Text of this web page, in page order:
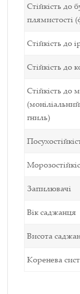
Стійкість до
плямистості
Стійкість до
Стійкість до
Стійкість до
гниль)
Запилювачі
Вік саджанця
Висота
Коренева